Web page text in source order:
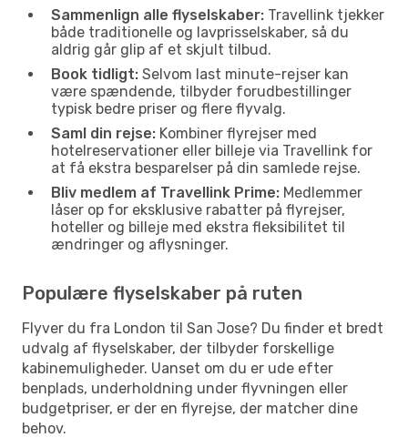
Sammenlign alle flyselskaber: Travellink tjekker
både traditionelle og lavprisselskaber, så du
aldrig går glip af et skjult tilbud.
Book tidligt: Selvom last minute-rejser kan
være spændende, tilbyder forudbestillinger
typisk bedre priser og flere flyvalg.
Saml din rejse: Kombiner flyrejser med
hotelreservationer eller billeje via Travellink for
at få ekstra besparelser på din samlede rejse.
Bliv medlem af Travellink Prime: Medlemmer
låser op for eksklusive rabatter på flyrejser,
hoteller og billeje med ekstra fleksibilitet til
ændringer og aflysninger.
Populære flyselskaber på ruten
Flyver du fra London til San Jose? Du finder et bredt
udvalg af flyselskaber, der tilbyder forskellige
kabinemuligheder. Uanset om du er ude efter
benplads, underholdning under flyvningen eller
budgetpriser, er der en flyrejse, der matcher dine
behov.